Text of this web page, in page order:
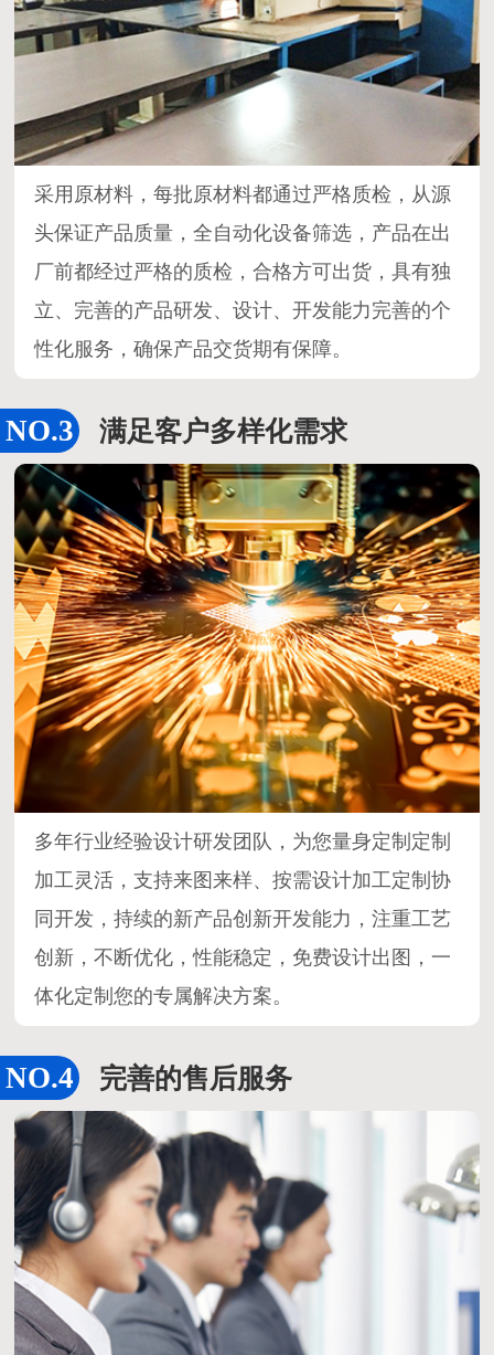
采用原材料，每批原材料都通过严格质检，从源
头保证产品质量，全自动化设备筛选，产品在出
厂前都经过严格的质检，合格方可出货，具有独
立、完善的产品研发、设计、开发能力完善的个
性化服务，确保产品交货期有保障。
满足客户多样化需求
多年行业经验设计研发团队，为您量身定制定制
加工灵活，支持来图来样、按需设计加工定制协
同开发，持续的新产品创新开发能力，注重工艺
创新，不断优化，性能稳定，免费设计出图，一
体化定制您的专属解决方案。
完善的售后服务